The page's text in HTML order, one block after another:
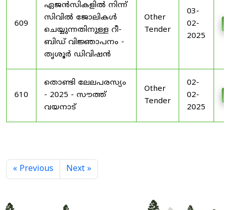
609
ഏജൻസികളിൽ നിന്ന്
സിവിൽ ജോലികൾ
ചെയ്യുന്നതിനുള്ള റീ-
ബിഡ് വിജ്ഞാപനം -
തൃശൂർ ഡിവിഷൻ
Other
Tender
03-
02-
2025
610
തൊണ്ടി ലേലപരസ്യം
- 2025 - സൗത്ത്
വയനാട്
Other
Tender
02-
02-
2025
« Previous Next »